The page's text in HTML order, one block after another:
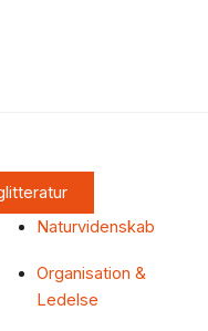
Naturvidenskab
Organisation &
Ledelse